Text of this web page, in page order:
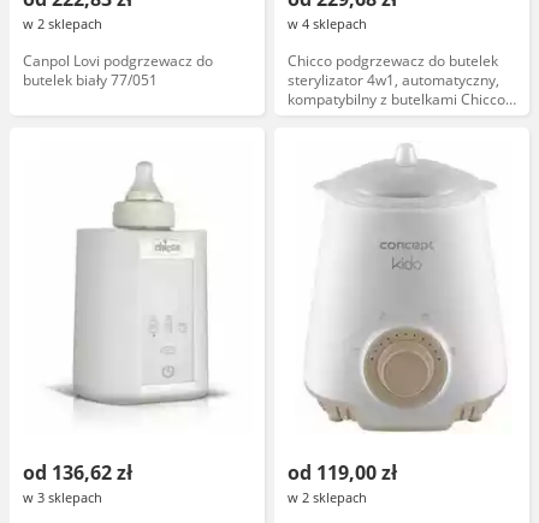
w 2 sklepach
Canpol Lovi podgrzewacz do
butelek biały 77/051
w 4 sklepach
Chicco podgrzewacz do butelek
sterylizator 4w1, automatyczny,
kompatybilny z butelkami Chicco,
szybkie podgrzewanie, funkcja
od 136,62 zł
w 3 sklepach
od 119,00 zł
w 2 sklepach